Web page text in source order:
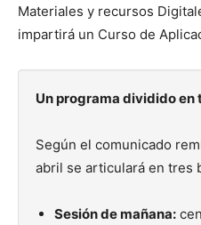
Materiales y recursos
impartirá un Curso de
Un programa dividido
Según el comunicado
abril se articulará en tres
Sesión de mañana: